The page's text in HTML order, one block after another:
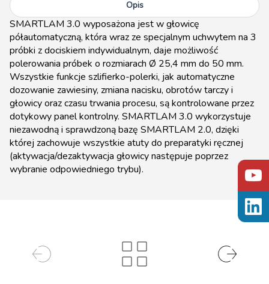
Opis
SMARTLAM 3.0 wyposażona jest w głowicę
półautomatyczną, która wraz ze specjalnym uchwytem na 3
próbki z dociskiem indywidualnym, daje możliwość
polerowania próbek o rozmiarach Ø 25,4 mm do 50 mm.
Wszystkie funkcje szlifierko-polerki, jak automatyczne
dozowanie zawiesiny, zmiana nacisku, obrotów tarczy i
głowicy oraz czasu trwania procesu, są kontrolowane przez
dotykowy panel kontrolny. SMARTLAM 3.0 wykorzystuje
niezawodną i sprawdzoną bazę SMARTLAM 2.0, dzięki
której zachowuje wszystkie atuty do preparatyki ręcznej
(aktywacja/dezaktywacja głowicy następuje poprzez
wybranie odpowiedniego trybu).